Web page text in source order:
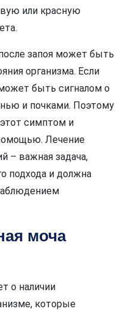
или красную
запоя может быть
организма. Если
быть сигналом о
и почками. Поэтому
симптом и
Лечение
– важная задача,
подхода и должна
моча
о наличии
которые